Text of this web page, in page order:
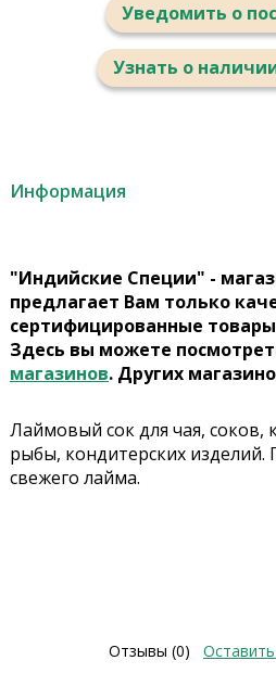
Уведомить о
Узнать о
Информация
"Индийские Специи" -
предлагает Вам только
сертифицированные
Здесь вы можете
магазинов. Других
Лаймовый сок для чая, соков,
рыбы, кондитерских изделий.
свежего лайма.
Отзывы (0)